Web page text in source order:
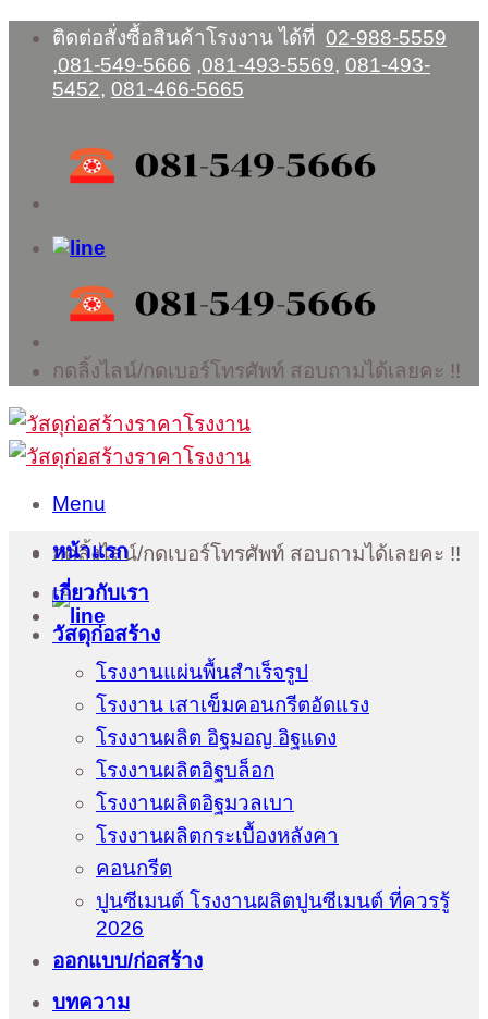
Skip
content
ติดต่อสั่งซื้อสินค้าโรงงาน ได้ที่ 02-988-5559
,081-549-5666 ,081-493-5569, 081-493-
5452, 081-466-5665
กดลิ้งไลน์/กดเบอร์โทรศัพท์ สอบถามได้เลยคะ !!
Menu
กดลิ้งไลน์/กดเบอร์โทรศัพท์ สอบถามได้เลยคะ !!
หน้าแรก
เกี่ยวกับเรา
วัสดุก่อสร้าง
โรงงานแผ่นพื้นสำเร็จรูป
โรงงาน เสาเข็มคอนกรีตอัดแรง
โรงงานผลิต อิฐมอญ อิฐแดง
โรงงานผลิตอิฐบล็อก
โรงงานผลิตอิฐมวลเบา
โรงงานผลิตกระเบื้องหลังคา
คอนกรีต
ปูนซีเมนต์ โรงงานผลิตปูนซีเมนต์ ที่ควรรู้
2026
ออกแบบ/ก่อสร้าง
บทความ